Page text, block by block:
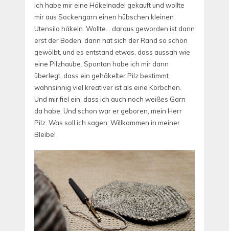
Ich habe mir eine Häkelnadel gekauft und wollte
mir aus Sockengarn einen hübschen kleinen
Utensilo häkeln. Wollte… daraus geworden ist dann
erst der Boden, dann hat sich der Rand so schön
gewölbt, und es entstand etwas, dass aussah wie
eine Pilzhaube. Spontan habe ich mir dann
überlegt, dass ein gehäkelter Pilz bestimmt
wahnsinnig viel kreativer ist als eine Körbchen.
Und mir fiel ein, dass ich auch noch weißes Garn
da habe. Und schon war er geboren, mein Herr
Pilz. Was soll ich sagen: Willkommen in meiner
Bleibe!